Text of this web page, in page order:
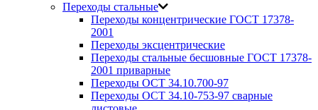
Переходы стальные
Переходы концентрические ГОСТ 17378-
2001
Переходы эксцентрические
Переходы стальные бесшовные ГОСТ 17378-
2001 приварные
Переходы ОСТ 34.10.700-97
Переходы ОСТ 34.10-753-97 сварные